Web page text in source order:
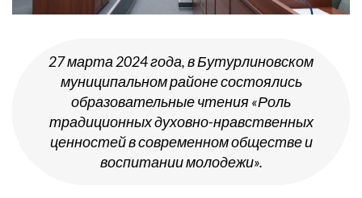
27 марта 2024 года, в Бутурлиновском
муниципальном районе состоялись
образовательные чтения «Роль
традиционных духовно-нравственных
ценностей в современном обществе и
воспитании молодежи».